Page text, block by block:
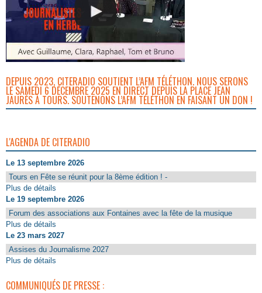
DEPUIS 2023, CITERADIO SOUTIENT L’AFM TÉLÉTHON. NOUS SERONS
LE SAMEDI 6 DÉCEMBRE 2025 EN DIRECT DEPUIS LA PLACE JEAN
JAURÈS À TOURS. SOUTENONS L’AFM TÉLÉTHON EN FAISANT UN DON !
L'AGENDA DE CITERADIO
Le 13 septembre 2026
Tours en Fête se réunit pour la 8ème édition ! -
Plus de détails
Le 19 septembre 2026
Forum des associations aux Fontaines avec la fête de la musique
Plus de détails
Le 23 mars 2027
Assises du Journalisme 2027
Plus de détails
COMMUNIQUÉS DE PRESSE :